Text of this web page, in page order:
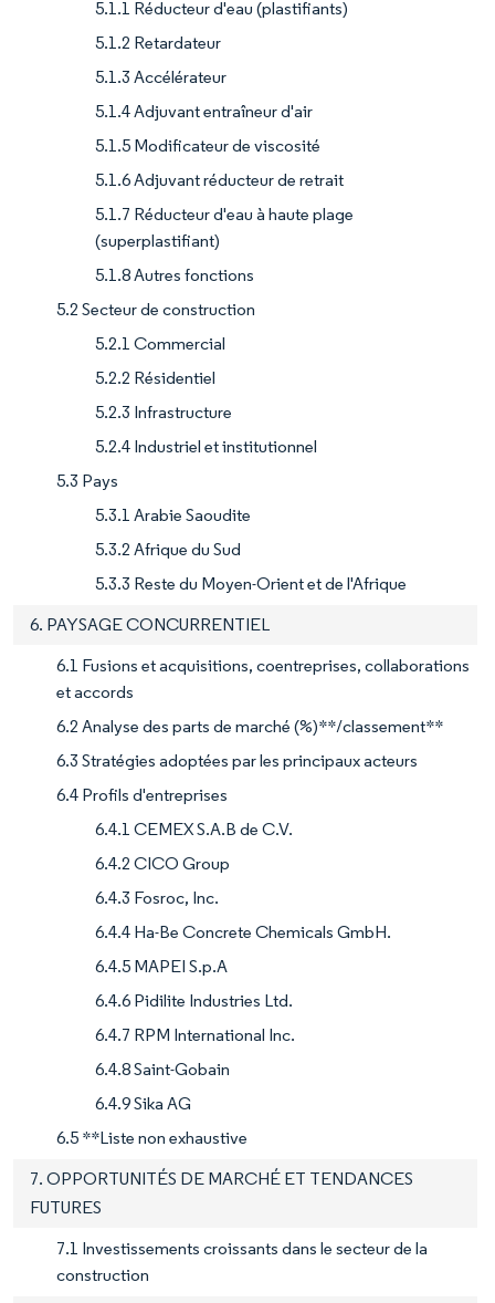
5.1.1 Réducteur d'eau (plastifiants)
5.1.2 Retardateur
5.1.3 Accélérateur
5.1.4 Adjuvant entraîneur d'air
5.1.5 Modificateur de viscosité
5.1.6 Adjuvant réducteur de retrait
5.1.7 Réducteur d'eau à haute plage
(superplastifiant)
5.1.8 Autres fonctions
5.2 Secteur de construction
5.2.1 Commercial
5.2.2 Résidentiel
5.2.3 Infrastructure
5.2.4 Industriel et institutionnel
5.3 Pays
5.3.1 Arabie Saoudite
5.3.2 Afrique du Sud
5.3.3 Reste du Moyen-Orient et de l'Afrique
6. PAYSAGE CONCURRENTIEL
6.1 Fusions et acquisitions, coentreprises, collaborations
et accords
6.2 Analyse des parts de marché (%)**/classement**
6.3 Stratégies adoptées par les principaux acteurs
6.4 Profils d'entreprises
6.4.1 CEMEX S.A.B de C.V.
6.4.2 CICO Group
6.4.3 Fosroc, Inc.
6.4.4 Ha-Be Concrete Chemicals GmbH.
6.4.5 MAPEI S.p.A
6.4.6 Pidilite Industries Ltd.
6.4.7 RPM International Inc.
6.4.8 Saint-Gobain
6.4.9 Sika AG
6.5 **Liste non exhaustive
7. OPPORTUNITÉS DE MARCHÉ ET TENDANCES
FUTURES
7.1 Investissements croissants dans le secteur de la
construction